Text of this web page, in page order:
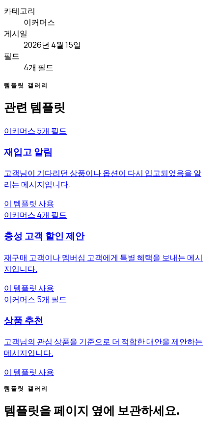
카테고리
이커머스
게시일
2026년 4월 15일
필드
4개 필드
템플릿 갤러리
관련 템플릿
이커머스 5개 필드
재입고 알림
고객님이 기다리던 상품이나 옵션이 다시 입고되었음을 알
리는 메시지입니다.
이 템플릿 사용
이커머스 4개 필드
충성 고객 할인 제안
재구매 고객이나 멤버십 고객에게 특별 혜택을 보내는 메시
지입니다.
이 템플릿 사용
이커머스 5개 필드
상품 추천
고객님의 관심 상품을 기준으로 더 적합한 대안을 제안하는
메시지입니다.
이 템플릿 사용
템플릿 갤러리
템플릿을 페이지 옆에 보관하세요.